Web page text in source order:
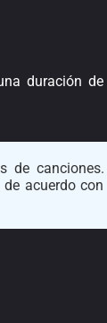
duración de
de
acuerdo